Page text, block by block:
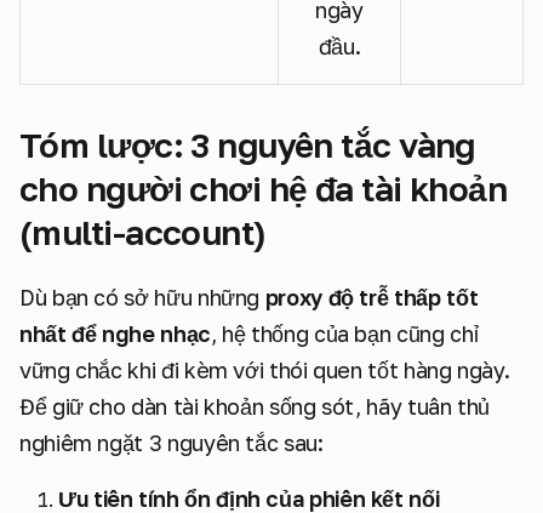
ngày
đầu.
Tóm lược: 3 nguyên tắc vàng
cho người chơi hệ đa tài khoản
(multi-account)
Dù bạn có sở hữu những proxy độ trễ thấp tốt
nhất để nghe nhạc, hệ thống của bạn cũng chỉ
vững chắc khi đi kèm với thói quen tốt hàng ngày.
Để giữ cho dàn tài khoản sống sót, hãy tuân thủ
nghiêm ngặt 3 nguyên tắc sau:
Ưu tiên tính ổn định của phiên kết nối